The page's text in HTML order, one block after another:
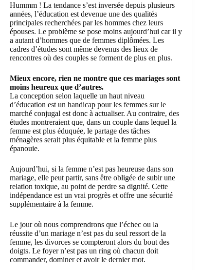
Hummm ! La tendance s’est inversée depuis plusieurs
années, l’éducation est devenue une des qualités
principales recherchées par les hommes chez leurs
épouses. Le problème se pose moins aujourd’hui car il y
a autant d’hommes que de femmes diplômées. Les
cadres d’études sont même devenus des lieux de
rencontres où des couples se forment de plus en plus.
Mieux encore, rien ne montre que ces mariages sont
moins heureux que d’autres.
La conception selon laquelle un haut niveau
d’éducation est un handicap pour les femmes sur le
marché conjugal est donc à actualiser. Au contraire, des
études montreraient que, dans un couple dans lequel la
femme est plus éduquée, le partage des tâches
ménagères serait plus équitable et la femme plus
épanouie.
Aujourd’hui, si la femme n’est pas heureuse dans son
mariage, elle peut partir, sans être obligée de subir une
relation toxique, au point de perdre sa dignité. Cette
indépendance est un vrai progrès et offre une sécurité
supplémentaire à la femme.
Le jour où nous comprendrons que l’échec ou la
réussite d’un mariage n’est pas du seul ressort de la
femme, les divorces se compteront alors du bout des
doigts. Le foyer n’est pas un ring où chacun doit
commander, dominer et avoir le dernier mot.